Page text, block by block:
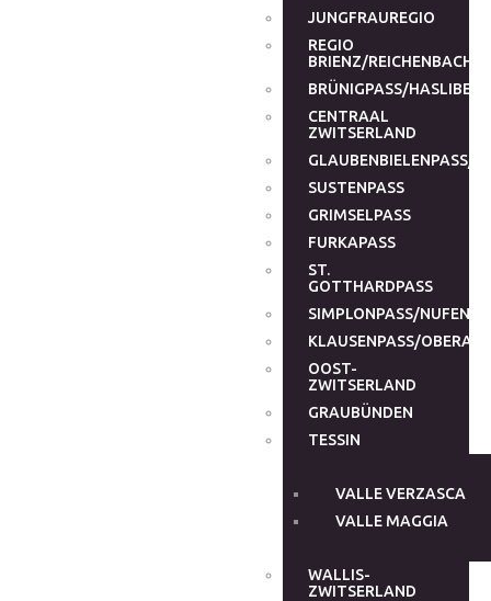
JUNGFRAUREGIO
REGIO
BRIENZ/
BRÜNIGPASS/HASLIBERG
CENTRAAL
ZWITSERLAND
GLAUBENBIELENPASS/
SUSTENPASS
GRIMSELPASS
FURKAPASS
ST.
GOTTHARDPASS
SIMPLONPASS/
KLAUSENPASS/
OOST-
ZWITSERLAND
GRAUBÜNDEN
TESSIN
VALLE VERZASCA
VALLE MAGGIA
WALLIS-
ZWITSERLAND